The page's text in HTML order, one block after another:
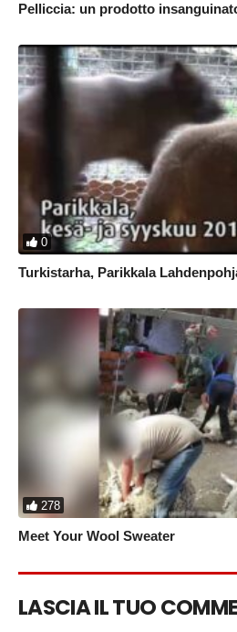
Pelliccia: un prodotto
0
Turkistarha, Parikkala
278
Meet Your Wool Sweater
LASCIA IL TUO